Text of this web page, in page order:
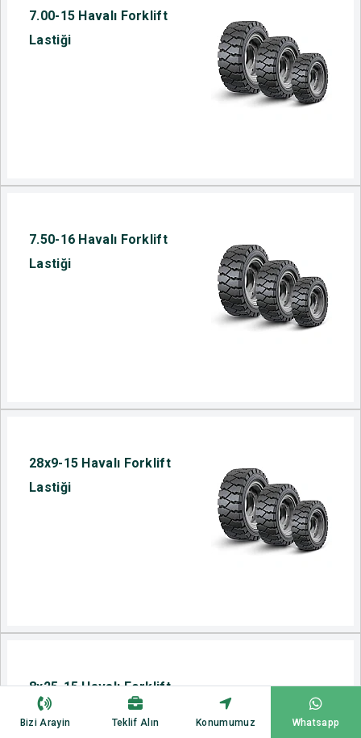
7.00-15 Havalı Forklift
Lastiği
7.50-16 Havalı Forklift
Lastiği
28x9-15 Havalı Forklift
Lastiği
8x25-15 Havalı Forklift
Lastiği
Bizi Arayin Teklif Alın Konumumuz Whatsapp